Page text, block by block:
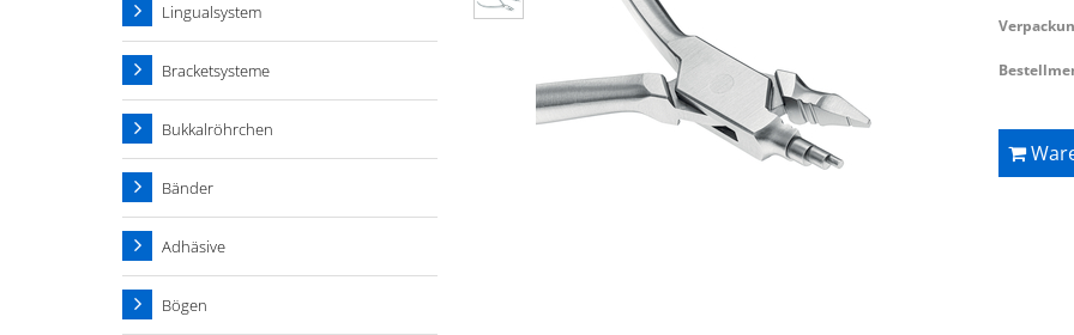
Lingualsystem
Bracketsysteme
Bukkalröhrchen
Bänder
Adhäsive
Bögen